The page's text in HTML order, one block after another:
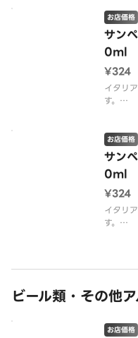
さい。
サン
0ml
お店価格
¥324
イタリ
す。
※ラベル
可能性
サン
0ml
お店価格
¥324
イタリ
す。
可能性
ビール類・その他
お店価格